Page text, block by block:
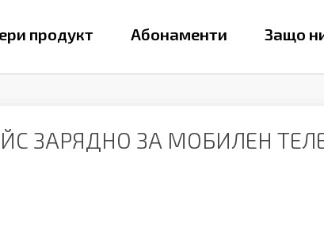
продукт Абонаменти Защо
ЗАРЯДНО ЗА МОБИЛЕН